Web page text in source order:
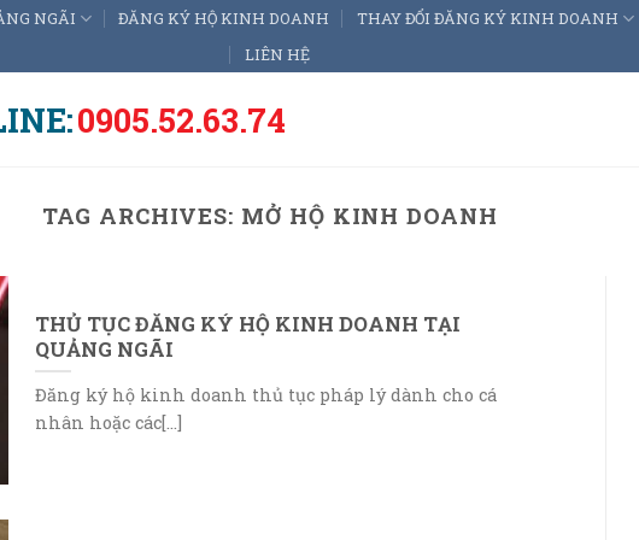
NGÃI ĐĂNG KÝ HỘ KINH DOANH THAY ĐỔI ĐĂNG KÝ KINH DOANH
LIÊN HỆ
0905.52.63.74
TAG ARCHIVES: MỞ HỘ KINH DOANH
THỦ TỤC ĐĂNG KÝ HỘ KINH DOANH TẠI
QUẢNG NGÃI
Đăng ký hộ kinh doanh thủ tục pháp lý dành cho cá
nhân hoặc các[...]